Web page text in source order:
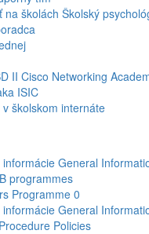
na školách Školský
II Cisco Networking
ISIC
školskom internáte
General
programmes
Programme 0
General
Policies